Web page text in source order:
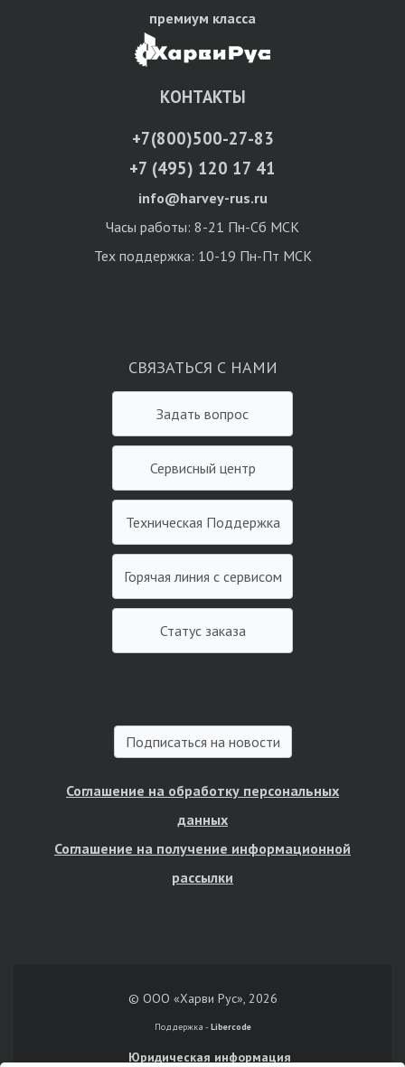
премиум класса
КОНТАКТЫ
+7(800)500-27-83
+7 (495) 120 17 41
info@harvey-rus.ru
Часы работы: 8-21 Пн-Сб МСК
Тех поддержка: 10-19 Пн-Пт МСК
СВЯЗАТЬСЯ С НАМИ
Задать вопрос
Сервисный центр
Техническая Поддержка
Горячая линия с сервисом
Статус заказа
Подписаться на новости
Соглашение на обработку персональных
данных
Соглашение на получение информационной
рассылки
© ООО «Харви Рус», 2026
Поддержка - Libercode
Юридическая информация